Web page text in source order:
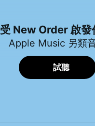
受 New Order 啟發
Apple Music 另類
試聽